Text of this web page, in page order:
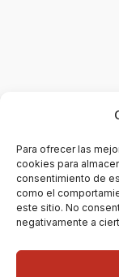
Para ofrecer las
cookies para
consentimiento de
como el
este sitio. No
negativamente a